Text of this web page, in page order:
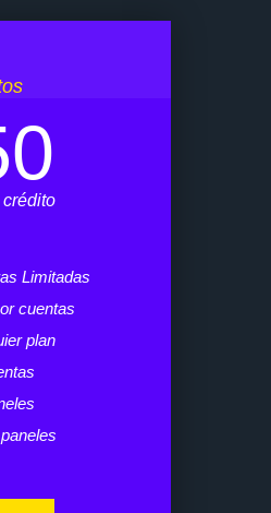
Limitadas
cuentas
plan